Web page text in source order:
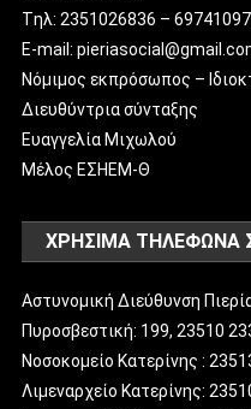
Tηλ: 2351026836 –
E-mail:
Νόμιμος εκπρόσωπος –
Διευθύντρια σύνταξης
Ευαγγελία Μιχωλού
Μέλος ΕΣΗΕΜ-Θ
ΧΡΗΣΙΜΑ ΤΗΛΕΦΩΝΑ
Αστυνομική Διεύθυνση
Πυροσβεστική: 199, 23510
Νοσοκομείο Κατερίνης :
Λιμεναρχείο Κατερίνης: